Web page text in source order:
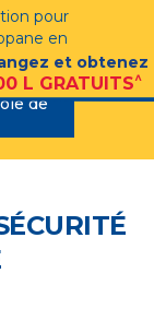
pour
en
de
et obtenez
L GRATUITS^